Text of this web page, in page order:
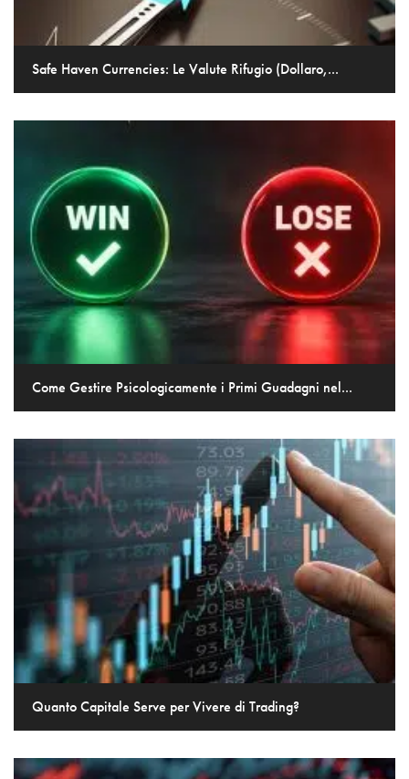
Safe Haven Currencies: Le Valute Rifugio (Dollaro,...
Come Gestire Psicologicamente i Primi Guadagni nel...
Quanto Capitale Serve per Vivere di Trading?